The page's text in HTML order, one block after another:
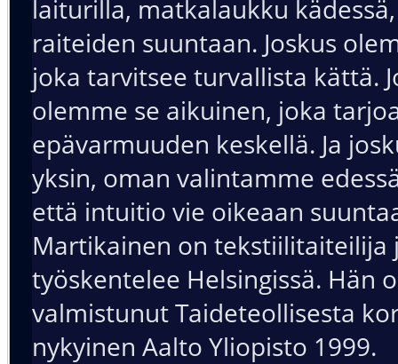
laiturilla, matkalaukku
raiteiden suuntaan. Joskus
joka tarvitsee turvallista kättä.
olemme se aikuinen, joka
epävarmuuden keskellä. Ja
yksin, oman valintamme
että intuitio vie oikeaan
Martikainen on tekstiilitaiteilija
työskentelee Helsingissä. Hän
valmistunut Taideteollisesta
nykyinen Aalto Yliopisto 1999.